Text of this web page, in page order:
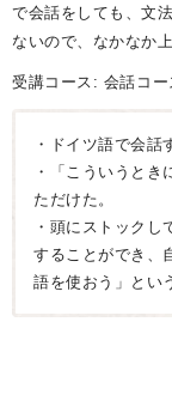
で会話をしても、文
ないので、なかなか
受講コース: 会話コー
・ドイツ語で会話
・「こういうと
ただけた。
・頭にストック
することができ、
語を使おう」とい